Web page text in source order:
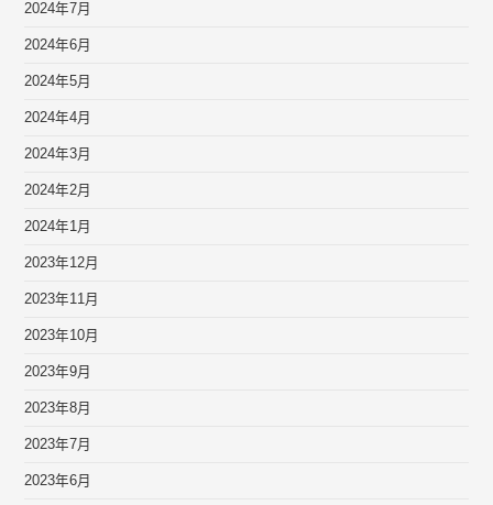
2024年7月
2024年6月
2024年5月
2024年4月
2024年3月
2024年2月
2024年1月
2023年12月
2023年11月
2023年10月
2023年9月
2023年8月
2023年7月
2023年6月